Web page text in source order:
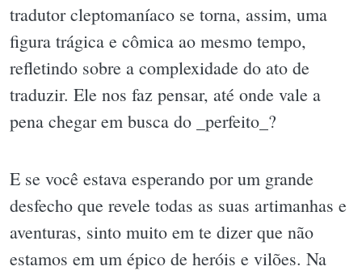
tradutor cleptomaníaco se torna, assim, uma
figura trágica e cômica ao mesmo tempo,
refletindo sobre a complexidade do ato de
traduzir. Ele nos faz pensar, até onde vale a
pena chegar em busca do _perfeito_?
E se você estava esperando por um grande
desfecho que revele todas as suas artimanhas e
aventuras, sinto muito em te dizer que não
estamos em um épico de heróis e vilões. Na